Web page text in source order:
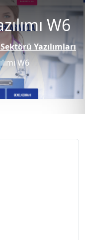
W6
Yazılımları
W6